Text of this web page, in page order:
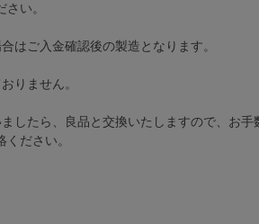
い。
はご入金確認後の製造となります。
りません。
したら、良品と交換いたしますので、お手
ださい。